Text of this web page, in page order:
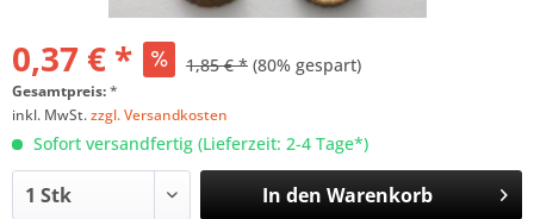
0,37 € * 1,85 € * (80% gespart)
Gesamtpreis:*
inkl. MwSt.zzgl. Versandkosten
Sofort versandfertig (Lieferzeit: 2-4 Tage*)
In den Warenkorb